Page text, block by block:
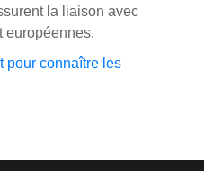
la liaison avec
européennes.
pour connaître les